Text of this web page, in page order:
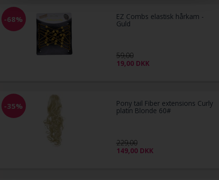
-68% EZ Combs elastisk hårkam -
Guld
59,00
19,00 DKK
-35% Pony tail Fiber extensions Curly
platin Blonde 60#
229,00
149,00 DKK